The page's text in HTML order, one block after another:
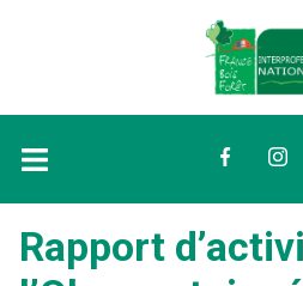
Facebook
Rapport